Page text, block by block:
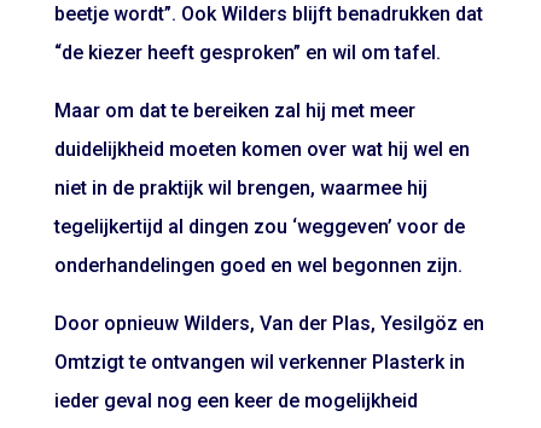
beetje wordt”. Ook Wilders blijft benadrukken dat
“de kiezer heeft gesproken” en wil om tafel.
Maar om dat te bereiken zal hij met meer
duidelijkheid moeten komen over wat hij wel en
niet in de praktijk wil brengen, waarmee hij
tegelijkertijd al dingen zou ‘weggeven’ voor de
onderhandelingen goed en wel begonnen zijn.
Door opnieuw Wilders, Van der Plas, Yesilgöz en
Omtzigt te ontvangen wil verkenner Plasterk in
ieder geval nog een keer de mogelijkheid